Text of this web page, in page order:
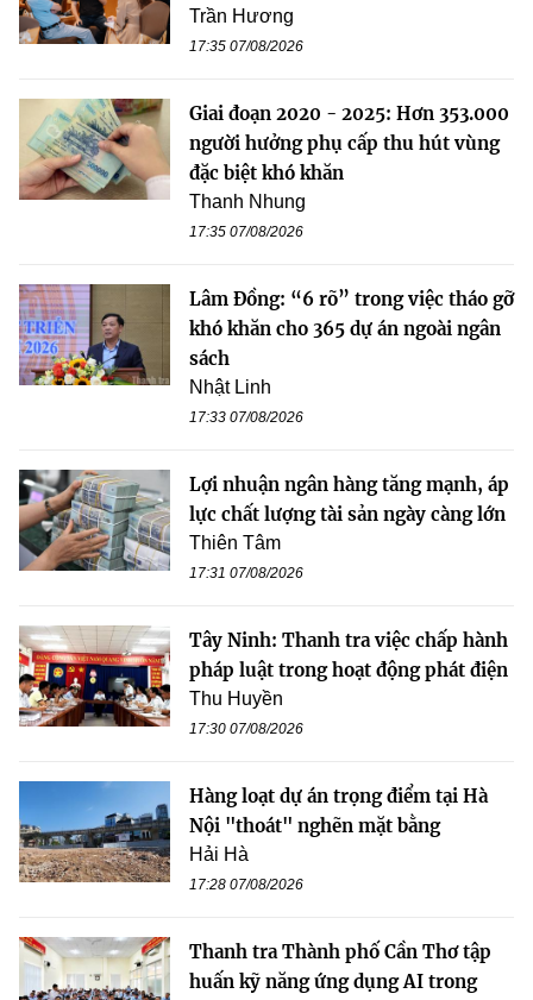
Trần Hương
17:35 07/08/2026
Giai đoạn 2020 - 2025: Hơn 353.000
người hưởng phụ cấp thu hút vùng
đặc biệt khó khăn
Thanh Nhung
17:35 07/08/2026
Lâm Đồng: “6 rõ” trong việc tháo gỡ
khó khăn cho 365 dự án ngoài ngân
sách
Nhật Linh
17:33 07/08/2026
Lợi nhuận ngân hàng tăng mạnh, áp
lực chất lượng tài sản ngày càng lớn
Thiên Tâm
17:31 07/08/2026
Tây Ninh: Thanh tra việc chấp hành
pháp luật trong hoạt động phát điện
Thu Huyền
17:30 07/08/2026
Hàng loạt dự án trọng điểm tại Hà
Nội "thoát" nghẽn mặt bằng
Hải Hà
17:28 07/08/2026
Thanh tra Thành phố Cần Thơ tập
huấn kỹ năng ứng dụng AI trong